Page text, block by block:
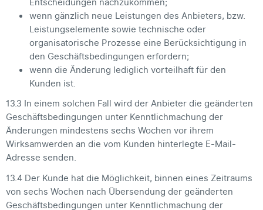
wenn gänzlich neue Leistungen des Anbieters, bzw.
Leistungselemente sowie technische oder
organisatorische Prozesse eine Berücksichtigung in
den Geschäftsbedingungen erfordern;
wenn die Änderung lediglich vorteilhaft für den
Kunden ist.
13.3 In einem solchen Fall wird der Anbieter die geänderten
Geschäftsbedingungen unter Kenntlichmachung der
Änderungen mindestens sechs Wochen vor ihrem
Wirksamwerden an die vom Kunden hinterlegte E-Mail-
Adresse senden.
13.4 Der Kunde hat die Möglichkeit, binnen eines Zeitraums
von sechs Wochen nach Übersendung der geänderten
Geschäftsbedingungen unter Kenntlichmachung der